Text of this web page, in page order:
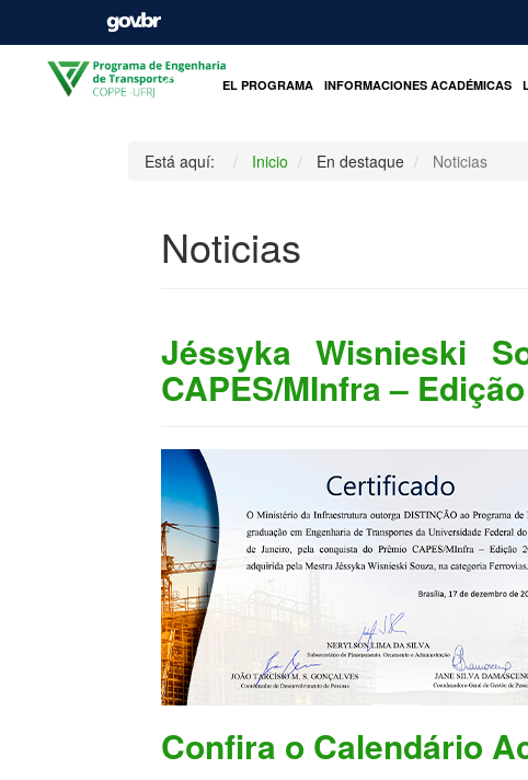
INICIO
EL PROGRAMA
INFORMACIONES ACADÉMICAS
Está aquí: Inicio En destaque Noticias
Noticias
Jéssyka Wisnieski
CAPES/MInfra –
Confira o Calendário